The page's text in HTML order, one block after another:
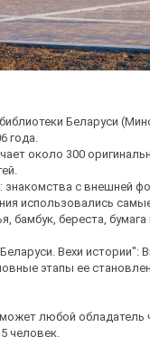
Беларуси
года.
около 300
с внешней
использовались
бамбук, береста,
Вехи
этапы ее
любой обладатель
человек.